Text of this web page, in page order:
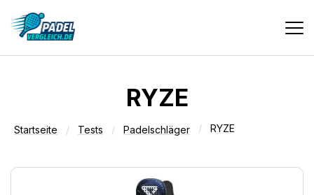
Tests
RYZE
Startseite Tests Padelschläger RYZE